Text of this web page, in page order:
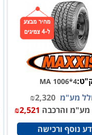
MA 1006*4
מע"מ ₪2,320
מע"מ והרכבה
₪2,521
נוסף ורכישה